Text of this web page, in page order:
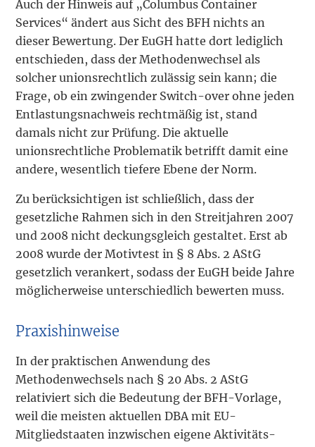
Auch der Hinweis auf „Columbus Container
Services“ ändert aus Sicht des BFH nichts an
dieser Bewertung. Der EuGH hatte dort lediglich
entschieden, dass der Methodenwechsel als
solcher unionsrechtlich zulässig sein kann; die
Frage, ob ein zwingender Switch-over ohne jeden
Entlastungsnachweis rechtmäßig ist, stand
damals nicht zur Prüfung. Die aktuelle
unionsrechtliche Problematik betrifft damit eine
andere, wesentlich tiefere Ebene der Norm.
Zu berücksichtigen ist schließlich, dass der
gesetzliche Rahmen sich in den Streitjahren 2007
und 2008 nicht deckungsgleich gestaltet. Erst ab
2008 wurde der Motivtest in § 8 Abs. 2 AStG
gesetzlich verankert, sodass der EuGH beide Jahre
möglicherweise unterschiedlich bewerten muss.
Praxishinweise
In der praktischen Anwendung des
Methodenwechsels nach § 20 Abs. 2 AStG
relativiert sich die Bedeutung der BFH-Vorlage,
weil die meisten aktuellen DBA mit EU-
Mitgliedstaaten inzwischen eigene Aktivitäts-